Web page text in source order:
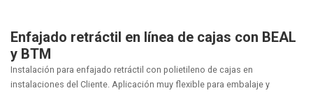
Enfajado retráctil en línea de cajas con BEAL
y BTM
Instalación para enfajado retráctil con polietileno de cajas en
instalaciones del Cliente. Aplicación muy flexible para embalaje y